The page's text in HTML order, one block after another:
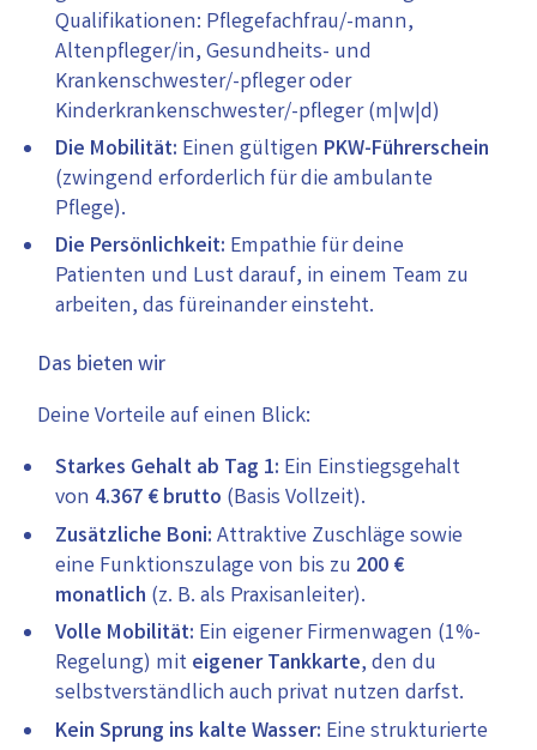
Qualifikationen: Pflegefachfrau/-mann,
Altenpfleger/in, Gesundheits- und
Krankenschwester/-pfleger oder
Kinderkrankenschwester/-pfleger (m|w|d)
Die Mobilität: Einen gültigen PKW-Führerschein
(zwingend erforderlich für die ambulante
Pflege).
Die Persönlichkeit: Empathie für deine
Patienten und Lust darauf, in einem Team zu
arbeiten, das füreinander einsteht.
Das bieten wir
Deine Vorteile auf einen Blick:
Starkes Gehalt ab Tag 1: Ein Einstiegsgehalt
von 4.367 € brutto (Basis Vollzeit).
Zusätzliche Boni:Attraktive Zuschläge sowie
eine Funktionszulage von bis zu 200 €
monatlich (z. B. als Praxisanleiter).
Volle Mobilität: Ein eigener Firmenwagen (1%-
Regelung) miteigener Tankkarte, den du
selbstverständlich auch privat nutzen darfst.
Kein Sprung ins kalte Wasser: Eine strukturierte